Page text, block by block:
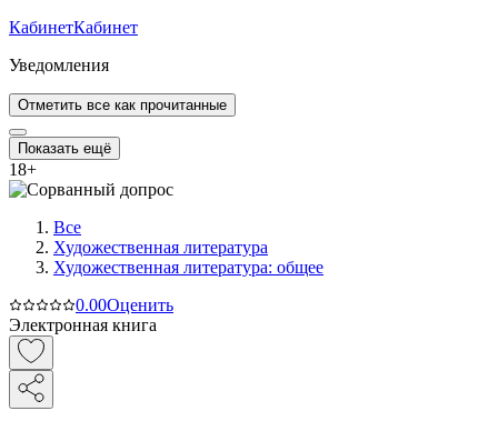
КабинетКабинет
Уведомления
Отметить все как прочитанные
Показать ещё
18+
Все
Художественная литература
Художественная литература: общее
0.00Оценить
Электронная книга